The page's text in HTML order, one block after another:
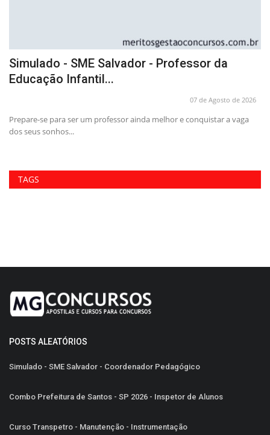
Simulado - SME Salvador - Professor da
Educação Infantil...
07 de Agosto de 2026
Prepare-se para ser um professor ainda melhor e conquistar a vaga
dos seus sonhos...
TAGS
POSTS ALEATÓRIOS
Simulado - SME Salvador - Coordenador Pedagógico
Combo Prefeitura de Santos - SP 2026 - Inspetor de Alunos
Curso Transpetro - Manutenção - Instrumentação